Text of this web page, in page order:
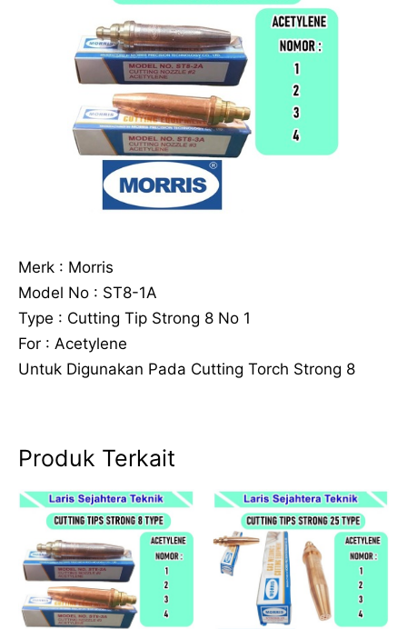
Merk : Morris
Model No : ST8-1A
Type : Cutting Tip Strong 8 No 1
For : Acetylene
Untuk Digunakan Pada Cutting Torch Strong 8
Produk Terkait